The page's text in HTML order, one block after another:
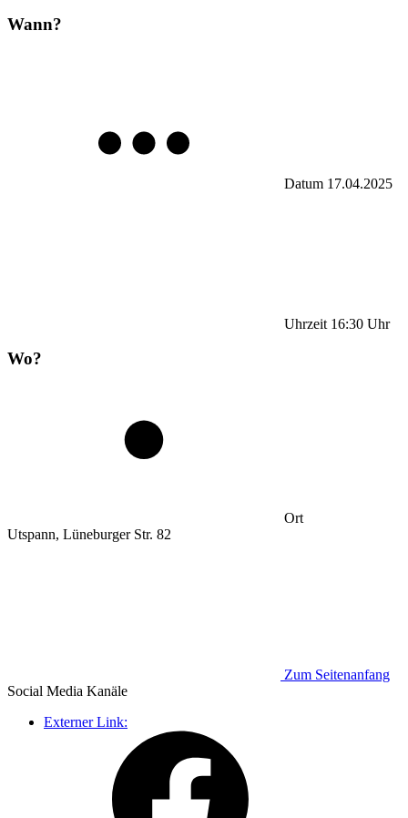
Wann?
Datum 17.04.2025
Uhrzeit 16:30 Uhr
Wo?
Ort
Utspann, Lüneburger Str. 82
Zum Seitenanfang
Social Media Kanäle
Externer Link: